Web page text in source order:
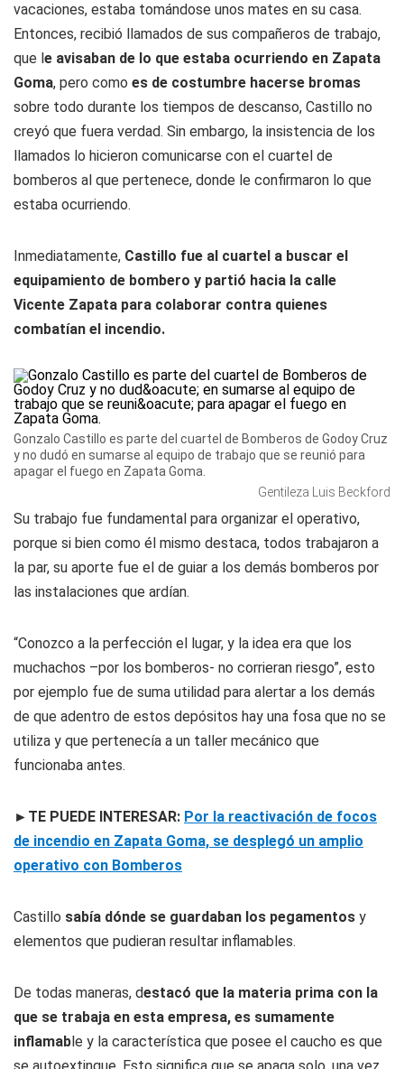
vacaciones, estaba tomándose unos mates en su casa.
Entonces, recibió llamados de sus compañeros de trabajo,
que le avisaban de lo que estaba ocurriendo en Zapata
Goma, pero como es de costumbre hacerse bromas
sobre todo durante los tiempos de descanso, Castillo no
creyó que fuera verdad. Sin embargo, la insistencia de los
llamados lo hicieron comunicarse con el cuartel de
bomberos al que pertenece, donde le confirmaron lo que
estaba ocurriendo.
Inmediatamente, Castillo fue al cuartel a buscar el
equipamiento de bombero y partió hacia la calle
Vicente Zapata para colaborar contra quienes
combatían el incendio.
Gonzalo Castillo es parte del cuartel de Bomberos de Godoy Cruz
y no dudó en sumarse al equipo de trabajo que se reunió para
apagar el fuego en Zapata Goma.
Gentileza Luis Beckford
Su trabajo fue fundamental para organizar el operativo,
porque si bien como él mismo destaca, todos trabajaron a
la par, su aporte fue el de guiar a los demás bomberos por
las instalaciones que ardían.
“Conozco a la perfección el lugar, y la idea era que los
muchachos –por los bomberos- no corrieran riesgo”, esto
por ejemplo fue de suma utilidad para alertar a los demás
de que adentro de estos depósitos hay una fosa que no se
utiliza y que pertenecía a un taller mecánico que
funcionaba antes.
►TE PUEDE INTERESAR: Por la reactivación de focos
de incendio en Zapata Goma, se desplegó un amplio
operativo con Bomberos
Castillo sabía dónde se guardaban los pegamentos y
elementos que pudieran resultar inflamables.
De todas maneras, destacó que la materia prima con la
que se trabaja en esta empresa, es sumamente
inflamable y la característica que posee el caucho es que